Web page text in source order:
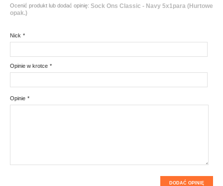
Ocenić produkt lub dodać opinię: Sock Ons Classic - Navy 5x1para (Hurtowe
opak.)
*
Nick
*
Opinie w krotce
*
Opinie
DODAĆ OPINIĘ